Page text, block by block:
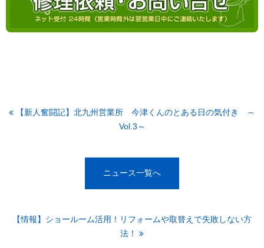
【新人奮闘記】北九州営業所 今津くんのとある日の気付き ～
Vol.3～
ニュース一覧へ
【情報】ショールーム活用！リフォームや取替えで失敗しない方
法！